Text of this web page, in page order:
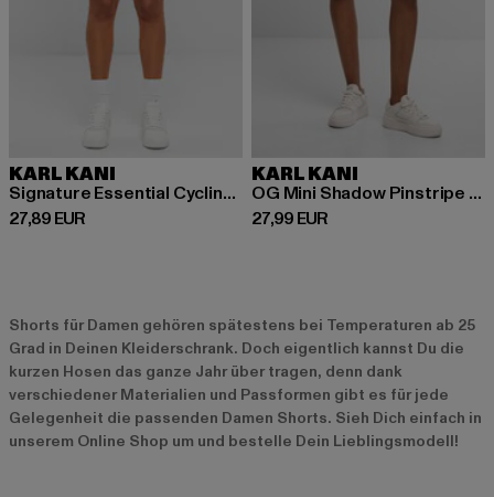
KARL KANI
Signature Essential Cycling Shorts
27,89 EUR
Derzeitiger Preis: 27,89 EUR
KARL KANI
OG Mini Shadow Pinstripe Shorts
27,99 EUR
Derzeitiger Preis: 27,99 EUR
Shorts für Damen gehören spätestens bei Temperaturen ab 25
Grad in Deinen Kleiderschrank. Doch eigentlich kannst Du die
kurzen Hosen das ganze Jahr über tragen, denn dank
verschiedener Materialien und Passformen gibt es für jede
Gelegenheit die passenden Damen Shorts. Sieh Dich einfach in
unserem Online Shop um und bestelle Dein Lieblingsmodell!